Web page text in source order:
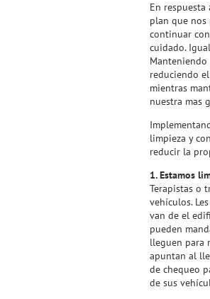
En
plan que nos
continuar
cuidado.
Manteniendo
reduciendo
mientras
nuestra mas
limpieza y
reducir la
1. Estamos
Terapistas o
vehículos.
van de el
pueden
lleguen para
apuntan al
de chequeo
de sus